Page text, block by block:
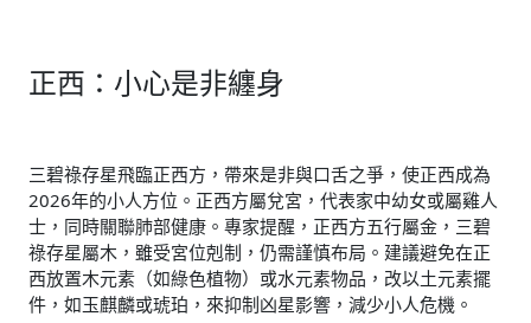
正西：小心是非纏身
三碧祿存星飛臨正西方，帶來是非與口舌之爭，使正西成為
2026年的小人方位。正西方屬兌宮，代表家中幼女或屬雞人
士，同時關聯肺部健康。專家提醒，正西方五行屬金，三碧
祿存星屬木，雖受宮位剋制，仍需謹慎布局。建議避免在正
西放置木元素（如綠色植物）或水元素物品，改以土元素擺
件，如玉麒麟或琥珀，來抑制凶星影響，減少小人危機。